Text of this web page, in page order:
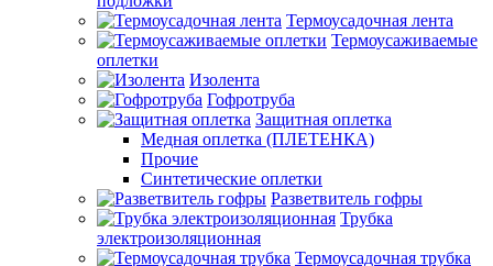
Термоусадочная лента
Термоусаживаемые
оплетки
Изолента
Гофротруба
Защитная оплетка
Медная оплетка (ПЛЕТЕНКА)
Прочие
Синтетические оплетки
Разветвитель гофры
Трубка
электроизоляционная
Термоусадочная трубка